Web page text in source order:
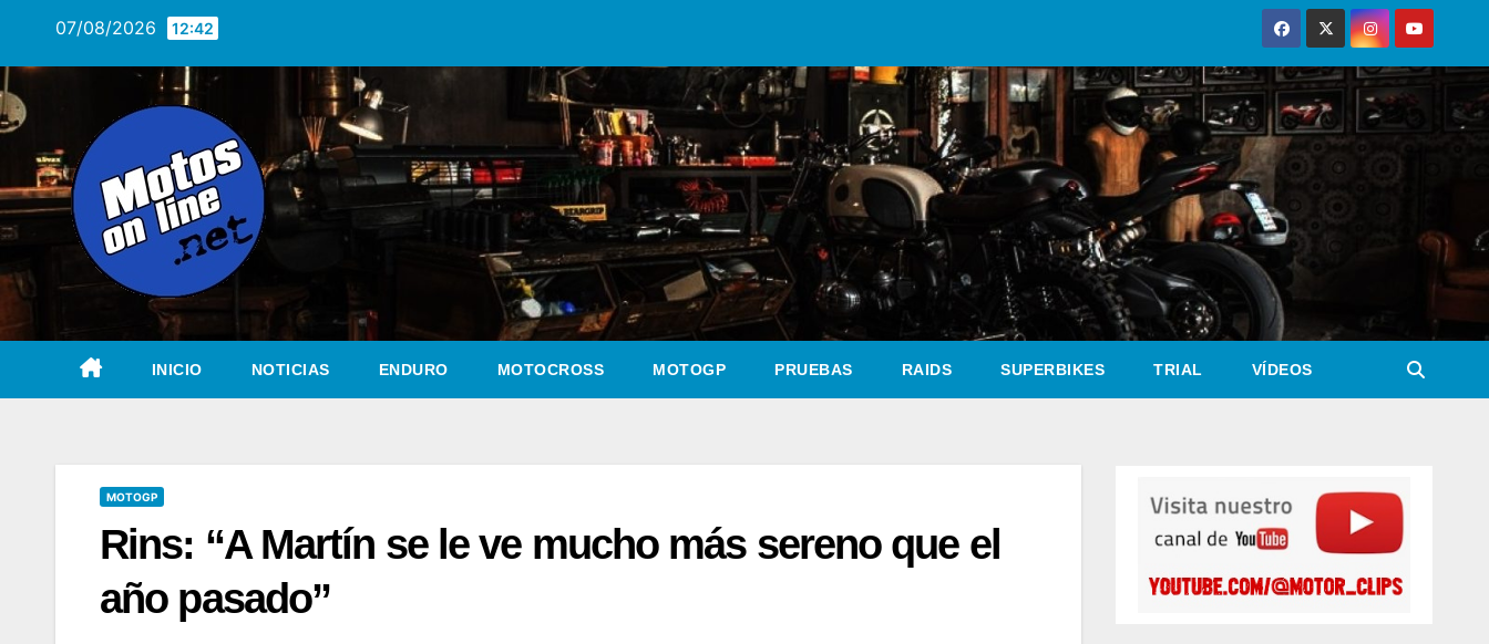
contenido
07/08/2026 12:42
INICIO NOTICIAS ENDURO MOTOCROSS MOTOGP PRUEBAS RAIDS SUPERBIKES TRIAL VÍDEOS
MOTOGP
Rins: “A Martín se le ve mucho más sereno que el
año pasado”